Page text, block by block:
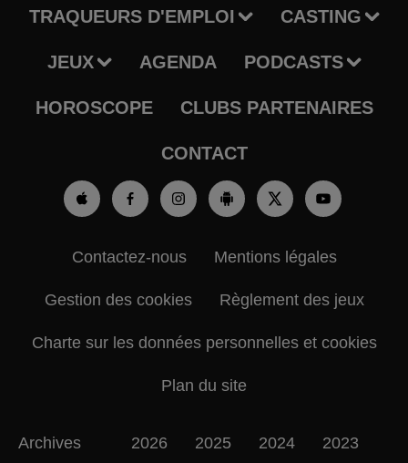
TRAQUEURS D'EMPLOI CASTING
JEUX AGENDA PODCASTS
HOROSCOPE CLUBS PARTENAIRES
CONTACT
Contactez-nous Mentions légales
Gestion des cookies Règlement des jeux
Charte sur les données personnelles et cookies
Plan du site
Archives 2026 2025 2024 2023